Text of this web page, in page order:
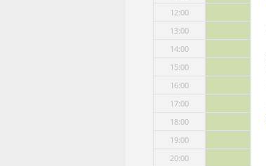
12:00
13:00
14:00
15:00
16:00
17:00
18:00
19:00
20:00